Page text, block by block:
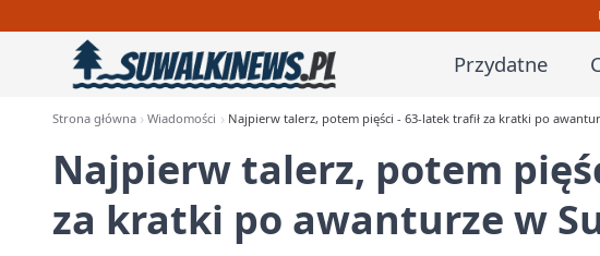
Przydatne
Strona główna Wiadomości Najpierw talerz, potem pięści - 63-latek trafił za kratki po
Najpierw talerz, potem
za kratki po awanturze w